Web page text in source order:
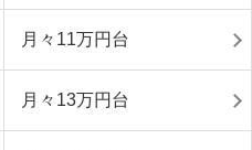
月々11万円台
月々13万円台